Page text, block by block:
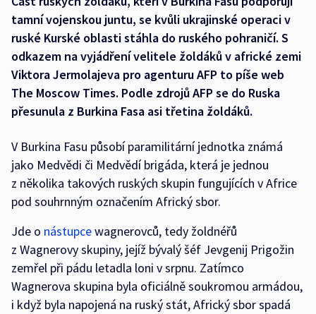
tamní vojenskou juntu, se kvůli ukrajinské operaci v
ruské Kurské oblasti stáhla do ruského pohraničí. S
odkazem na vyjádření velitele žoldáků v africké zemi
Viktora Jermolajeva pro agenturu AFP to píše web
The Moscow Times. Podle zdrojů AFP se do Ruska
přesunula z Burkina Fasa asi třetina žoldáků.
V Burkina Fasu působí paramilitární jednotka známá
jako Medvědi či Medvědí brigáda, která je jednou
z několika takových ruských skupin fungujících v Africe
pod souhrnným označením Africký sbor.
Jde o nástupcewagnerovců, tedy žoldnéřů
z Wagnerovy skupiny, jejíž bývalý šéf Jevgenij Prigožin
zemřel při pádu letadla loni v srpnu. Zatímco
Wagnerova skupina byla oficiálně soukromou armádou,
i když byla napojená na ruský stát, Africký sbor spadá